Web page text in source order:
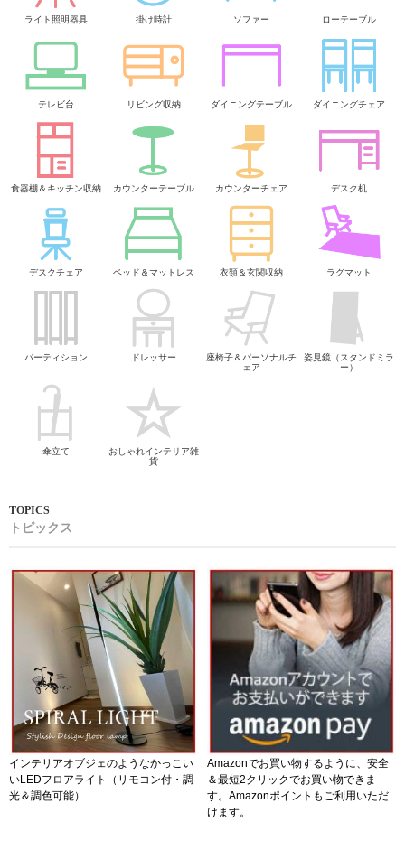
ライト照明器具 掛け時計 ソファー ローテーブル
テレビ台 リビング収納 ダイニングテーブル ダイニングチェア
食器棚＆キッチン収納 カウンターテーブル カウンターチェア デスク机
デスクチェア ベッド＆マットレス 衣類＆玄関収納 ラグマット
パーティション ドレッサー
座椅子＆パーソナルチ
ェア
姿見鏡（スタンドミラ
ー）
傘立て
おしゃれインテリア雑
貨
トピックス
インテリアオブジェのようなかっこい
いLEDフロアライト（リモコン付・調
光＆調色可能）
Amazonでお買い物するように、安全
＆最短2クリックでお買い物できま
す。Amazonポイントもご利用いただ
けます。